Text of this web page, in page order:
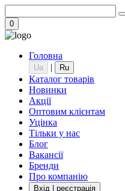
0
Головна
Ua | Ru
Каталог товарів
Новинки
Акції
Оптовим клієнтам
Уцінка
Тільки у нас
Блог
Вакансії
Бренди
Про компанію
Вхід | реєстрація